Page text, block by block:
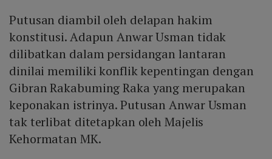
Putusan diambil oleh delapan hakim
konstitusi. Adapun Anwar Usman tidak
dilibatkan dalam persidangan lantaran
dinilai memiliki konflik kepentingan dengan
Gibran Rakabuming Raka yang merupakan
keponakan istrinya. Putusan Anwar Usman
tak terlibat ditetapkan oleh Majelis
Kehormatan MK.